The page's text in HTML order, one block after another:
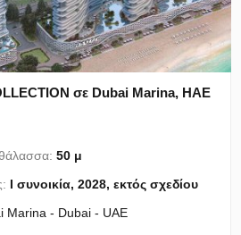
σε Dubai Marina, ΗΑΕ
50 μ
I συνοικία, 2028, εκτός σχεδίου
Marina - Dubai - UAE